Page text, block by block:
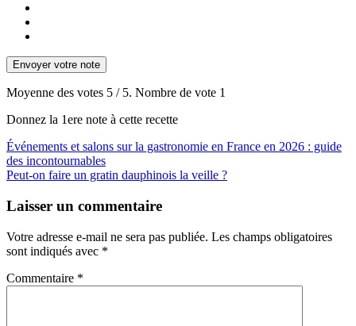
Envoyer votre note
Moyenne des votes 5 / 5. Nombre de vote 1
Donnez la 1ere note à cette recette
Navigation
de
Événements et salons sur la gastronomie en France en 2026 : guide
des incontournables
Peut-on faire un gratin dauphinois la veille ?
Laisser un commentaire
Votre adresse e-mail ne sera pas publiée. Les champs obligatoires
sont indiqués avec *
Commentaire *